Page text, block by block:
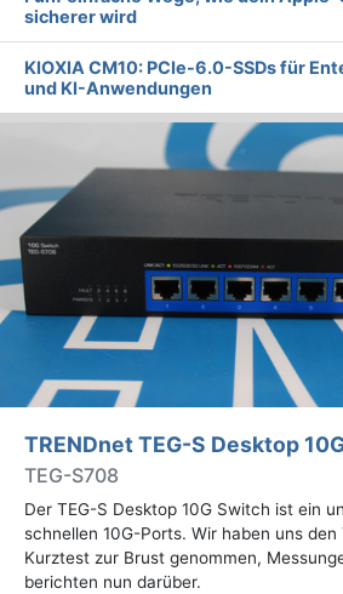
sicherer wird
KIOXIA CM10: PCIe-6.0-SSDs für
und KI-Anwendungen
TRENDnet TEG-S Desktop
TEG-S708
Der TEG-S Desktop 10G Switch ist ein
schnellen 10G-Ports. Wir haben uns den
Kurztest zur Brust genommen,
berichten nun darüber.